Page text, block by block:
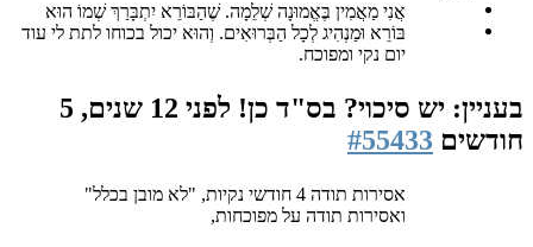
אֲנִי מַאֲמִין בֶּאֱמוּנָה שְׁלֵמָה. שֶׁהַבּוֹרֵא יִתְבָּרַךְ שְׁמוֹ הוּא
בּוֹרֵא וּמַנְהִיג לְכָל הַבְּרוּאִים. וְהוּא יכול בכוחו לתת לי עוד
יום נקי ומפוכח.
בעניין: יש סיכוי? בס"ד כן!
לפני 12 שנים, 5
חודשים #55433
אסירות תודה 4 חודשי נקיות, "לא מובן בכלל"
ואסירות תודה על מפוכחות,